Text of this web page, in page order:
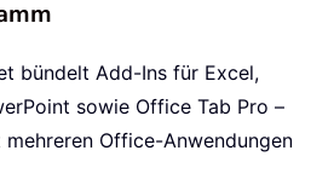
bündelt Add-Ins für Excel,
sowie Office Tab Pro –
Office-Anwendungen